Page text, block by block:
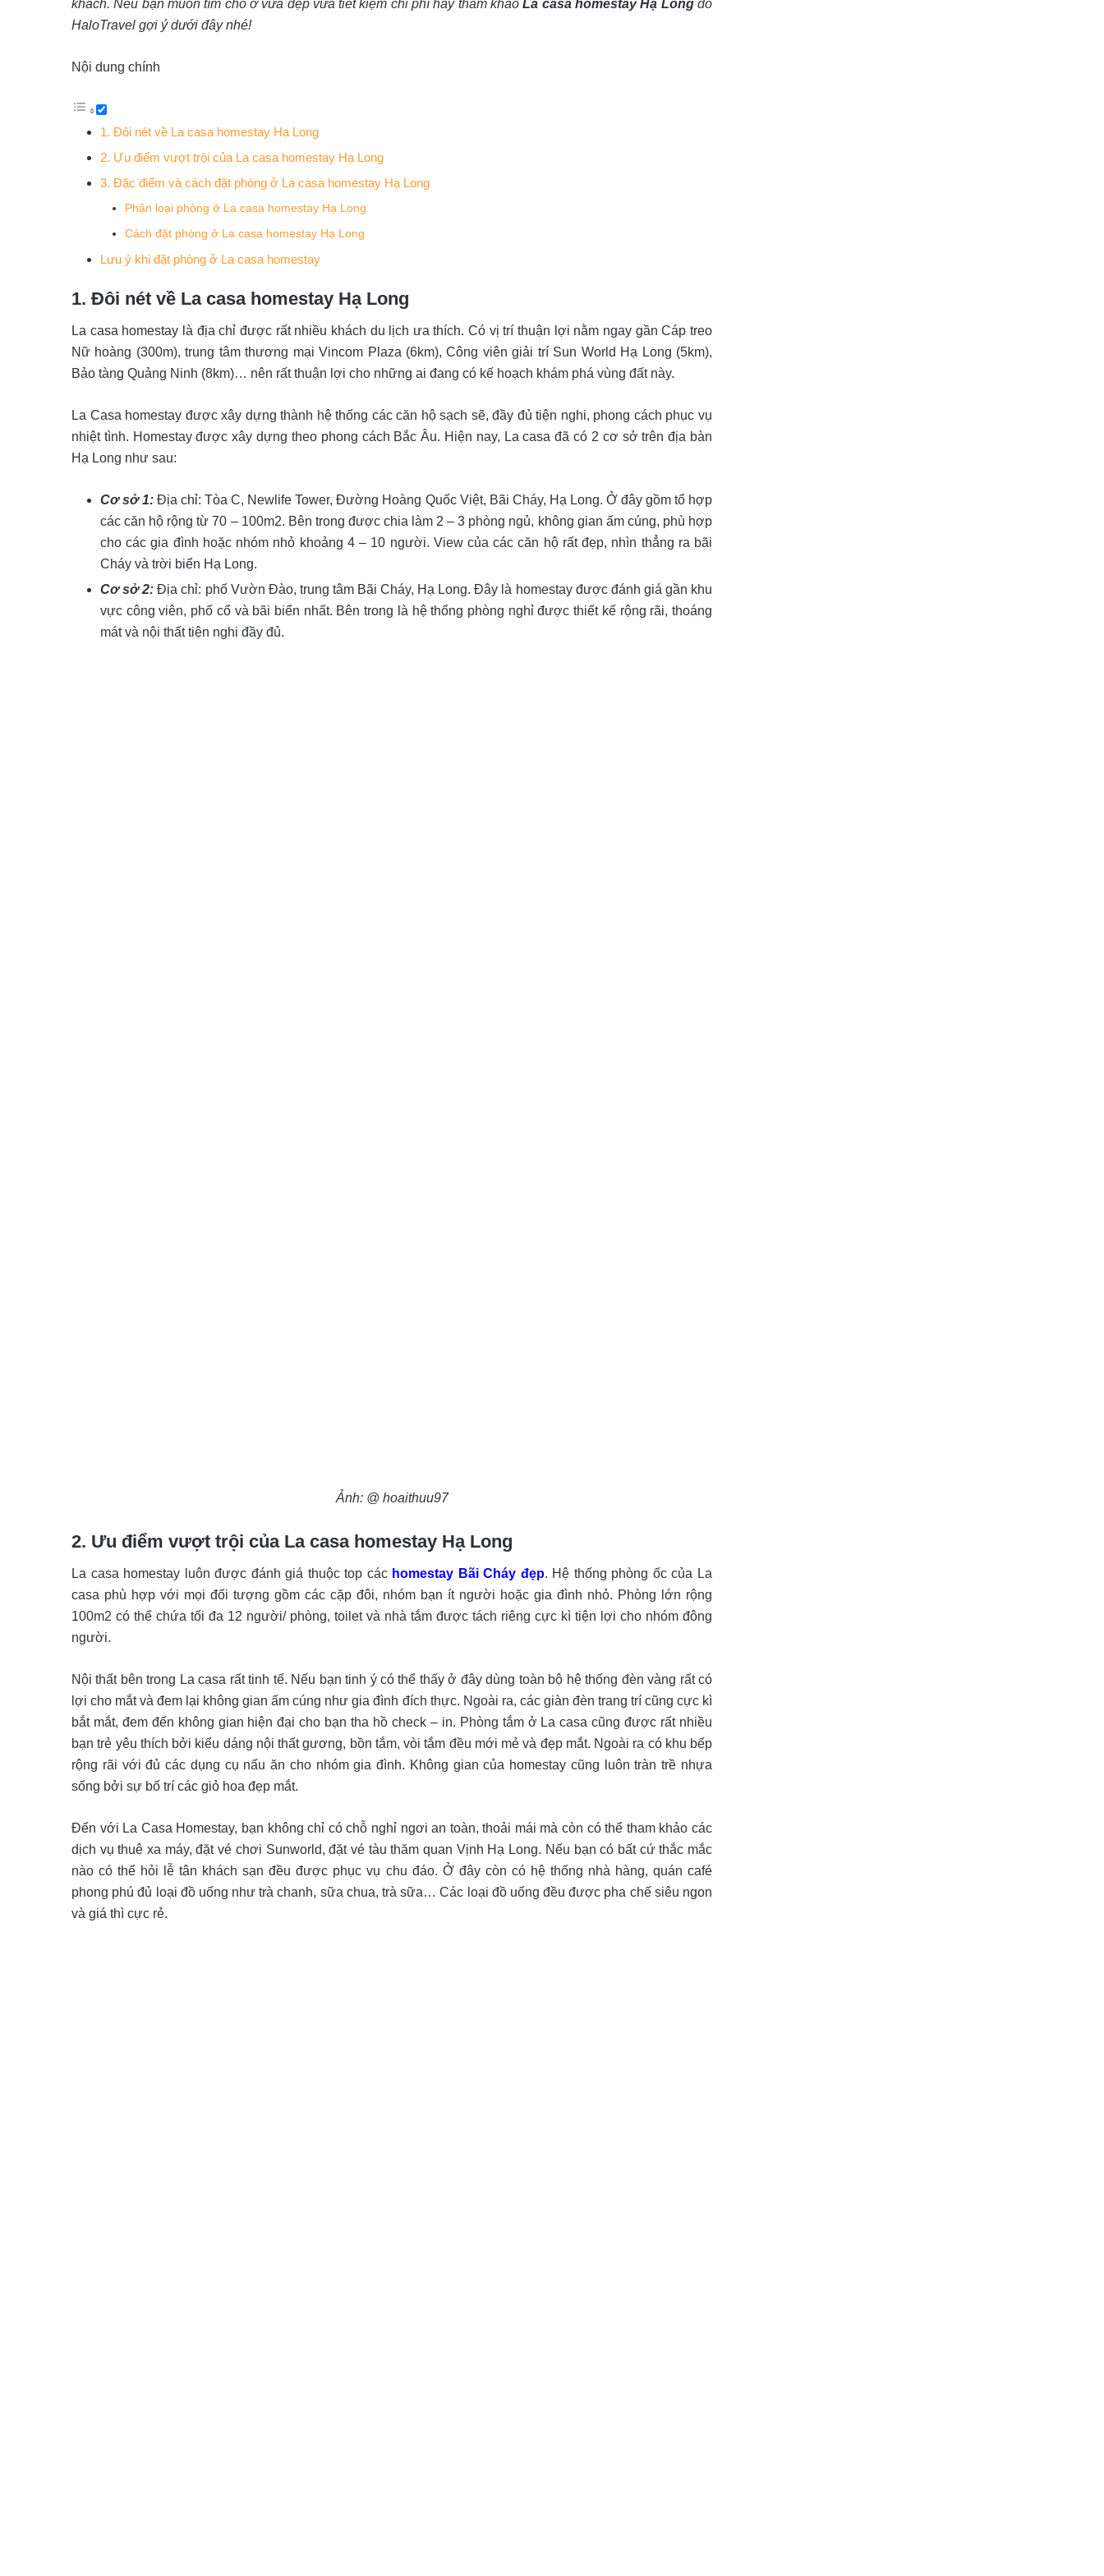
khách. Nếu bạn muốn tìm chỗ ở vừa đẹp vừa tiết kiệm chi phí hãy tham khảoLa casa homestay Hạ Longdo
HaloTravel gợi ý dưới đây nhé!
Nội dung chính
1. Đôi nét về La casa homestay Hạ Long
2. Ưu điểm vượt trội của La casa homestay Hạ Long
3. Đặc điểm và cách đặt phòng ở La casa homestay Hạ Long
Phân loại phòng ở La casa homestay Hạ Long
Cách đặt phòng ở La casa homestay Hạ Long
Lưu ý khi đặt phòng ở La casa homestay
1. Đôi nét về La casa homestay Hạ Long
La casa homestay là địa chỉ được rất nhiều khách du lịch ưa thích. Có vị trí thuận lợi nằm ngay gần Cáp treo
Nữ hoàng (300m), trung tâm thương mại Vincom Plaza (6km), Công viên giải trí Sun World Hạ Long (5km),
Bảo tàng Quảng Ninh (8km)… nên rất thuận lợi cho những ai đang có kế hoạch khám phá vùng đất này.
La Casa homestay được xây dựng thành hệ thống các căn hộ sạch sẽ, đầy đủ tiện nghi, phong cách phục vụ
nhiệt tình. Homestay được xây dựng theo phong cách Bắc Âu. Hiện nay, La casa đã có 2 cơ sở trên địa bàn
Hạ Long như sau:
Cơ sở 1: Địa chỉ: Tòa C, Newlife Tower, Đường Hoàng Quốc Việt, Bãi Cháy, Hạ Long. Ở đây gồm tổ hợp
các căn hộ rộng từ 70 – 100m2. Bên trong được chia làm 2 – 3 phòng ngủ, không gian ấm cúng, phù hợp
cho các gia đình hoặc nhóm nhỏ khoảng 4 – 10 người. View của các căn hộ rất đẹp, nhìn thẳng ra bãi
Cháy và trời biển Hạ Long.
Cơ sở 2: Địa chỉ: phố Vườn Đào, trung tâm Bãi Cháy, Hạ Long. Đây là homestay được đánh giá gần khu
vực công viên, phố cổ và bãi biển nhất. Bên trong là hệ thống phòng nghỉ được thiết kế rộng rãi, thoáng
mát và nội thất tiện nghi đầy đủ.
Ảnh: @ hoaithuu97
2. Ưu điểm vượt trội của La casa homestay Hạ Long
La casa homestay luôn được đánh giá thuộc top các homestay Bãi Cháy đẹp. Hệ thống phòng ốc của La
casa phù hợp với mọi đối tượng gồm các cặp đôi, nhóm bạn ít người hoặc gia đình nhỏ. Phòng lớn rộng
100m2 có thể chứa tối đa 12 người/ phòng, toilet và nhà tắm được tách riêng cực kì tiện lợi cho nhóm đông
người.
Nội thất bên trong La casa rất tinh tế. Nếu bạn tinh ý có thể thấy ở đây dùng toàn bộ hệ thống đèn vàng rất có
lợi cho mắt và đem lại không gian ấm cúng như gia đình đích thực. Ngoài ra, các giàn đèn trang trí cũng cực kì
bắt mắt, đem đến không gian hiện đại cho bạn tha hồ check – in. Phòng tắm ở La casa cũng được rất nhiều
bạn trẻ yêu thích bởi kiểu dáng nội thất gương, bồn tắm, vòi tắm đều mới mẻ và đẹp mắt. Ngoài ra có khu bếp
rộng rãi với đủ các dụng cụ nấu ăn cho nhóm gia đình. Không gian của homestay cũng luôn tràn trề nhựa
sống bởi sự bố trí các giỏ hoa đẹp mắt.
Đến với La Casa Homestay, bạn không chỉ có chỗ nghỉ ngơi an toàn, thoải mái mà còn có thể tham khảo các
dịch vụ thuê xa máy, đặt vé chơi Sunworld, đặt vé tàu thăm quan Vịnh Hạ Long. Nếu bạn có bất cứ thắc mắc
nào có thể hỏi lễ tân khách sạn đều được phục vụ chu đáo. Ở đây còn có hệ thống nhà hàng, quán café
phong phú đủ loại đồ uống như trà chanh, sữa chua, trà sữa… Các loại đồ uống đều được pha chế siêu ngon
và giá thì cực rẻ.